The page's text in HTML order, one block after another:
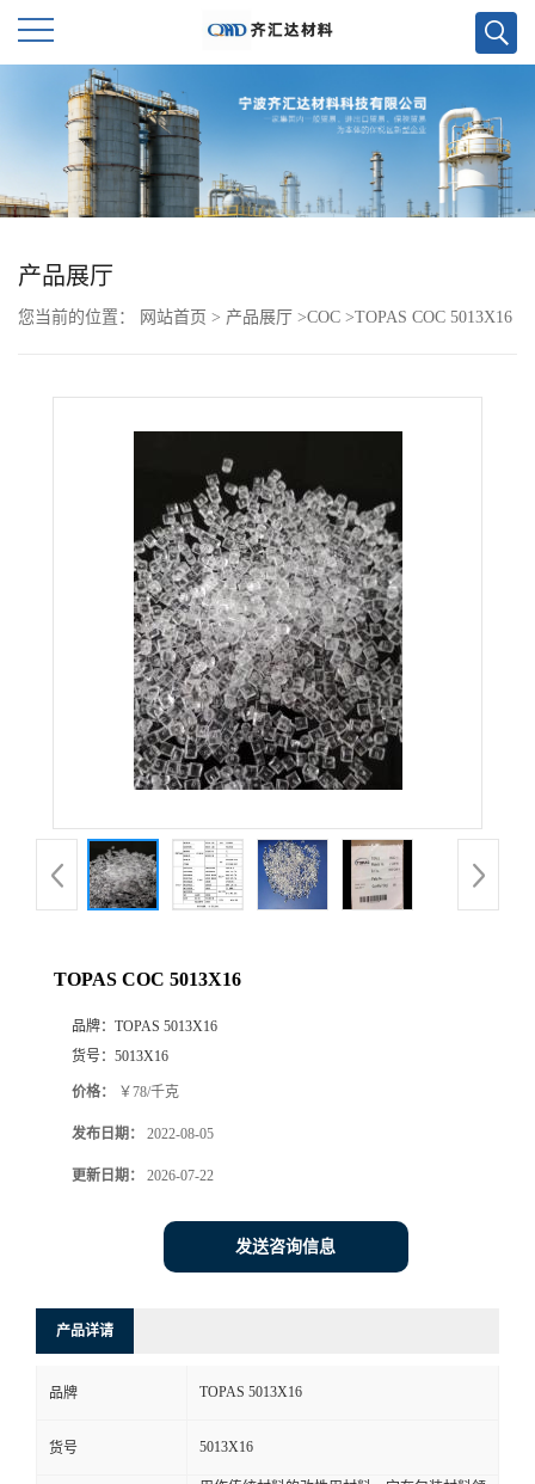
首
页
公
品
厅
系
产品展厅
您当前的位置： 网站首页 > 产品展厅 >COC >TOPAS COC 5013X16
TOPAS COC 5013X16
品牌： TOPAS 5013X16
货号： 5013X16
价格： ￥78/千克
发布日期： 2022-08-05
更新日期： 2026-07-22
发送咨询信息
产品详请
品牌 TOPAS 5013X16
货号 5013X16